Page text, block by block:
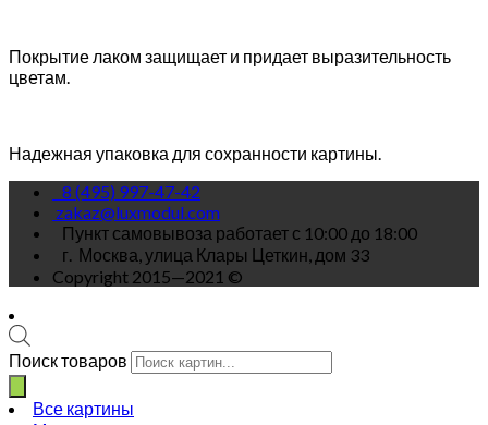
Покрытие лаком защищает и придает выразительность
цветам.
Надежная упаковка для сохранности картины.
8 (495) 997-47-42
zakaz@luxmodul.com
Пункт самовывоза работает с 10:00 до 18:00
г. Москва, улица Клары Цеткин, дом 33
Copyright 2015—2021 ©
Поиск товаров
Все картины